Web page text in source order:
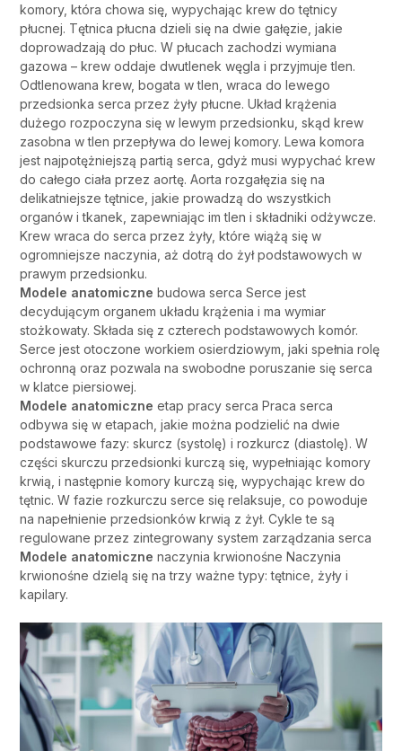
komory, która chowa się, wypychając krew do tętnicy
płucnej. Tętnica płucna dzieli się na dwie gałęzie, jakie
doprowadzają do płuc. W płucach zachodzi wymiana
gazowa – krew oddaje dwutlenek węgla i przyjmuje tlen.
Odtlenowana krew, bogata w tlen, wraca do lewego
przedsionka serca przez żyły płucne. Układ krążenia
dużego rozpoczyna się w lewym przedsionku, skąd krew
zasobna w tlen przepływa do lewej komory. Lewa komora
jest najpotężniejszą partią serca, gdyż musi wypychać krew
do całego ciała przez aortę. Aorta rozgałęzia się na
delikatniejsze tętnice, jakie prowadzą do wszystkich
organów i tkanek, zapewniając im tlen i składniki odżywcze.
Krew wraca do serca przez żyły, które wiążą się w
ogromniejsze naczynia, aż dotrą do żył podstawowych w
prawym przedsionku.
Modele anatomiczne budowa serca Serce jest
decydującym organem układu krążenia i ma wymiar
stożkowaty. Składa się z czterech podstawowych komór.
Serce jest otoczone workiem osierdziowym, jaki spełnia rolę
ochronną oraz pozwala na swobodne poruszanie się serca
w klatce piersiowej.
Modele anatomiczne etap pracy serca Praca serca
odbywa się w etapach, jakie można podzielić na dwie
podstawowe fazy: skurcz (systolę) i rozkurcz (diastolę). W
części skurczu przedsionki kurczą się, wypełniając komory
krwią, i następnie komory kurczą się, wypychając krew do
tętnic. W fazie rozkurczu serce się relaksuje, co powoduje
na napełnienie przedsionków krwią z żył. Cykle te są
regulowane przez zintegrowany system zarządzania serca
Modele anatomiczne naczynia krwionośne Naczynia
krwionośne dzielą się na trzy ważne typy: tętnice, żyły i
kapilary.